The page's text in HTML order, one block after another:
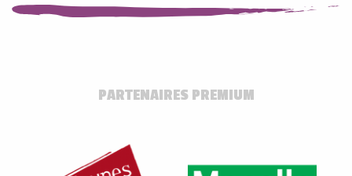
PARTENAIRES PREMIUM